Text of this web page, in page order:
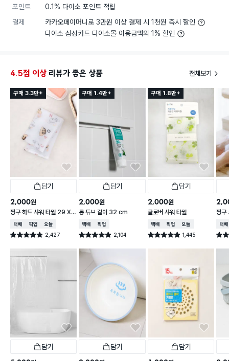
포인트
0.1% 다이소 포인트 적립
결제
카카오페이머니로 3만원 이상 결제 시 1천원 즉시 할인
다이소 삼성카드 다이소몰 이용금액의 1% 할인
4.5점 이상 리뷰가 좋은 상품 전체보기
구매 3.3만+
담기
2,000원
짱구 하드 샤워 타월 29 X
95 cm
택배배송매장픽업오늘배송
별점 4.9점 2,427
건 작성
구매 1.4만+
담기
2,000원
롱 튜브 걸이 32 cm
택배배송매장픽업
별점 4.9점 2,104
건 작성
구매 1.8만+
담기
2,000원
클로버 샤워 타월
택배배송매장픽업오늘배송
별점 4.9점 1,445
건 작성
짱구
X
택배
별점
담기 담기 담기